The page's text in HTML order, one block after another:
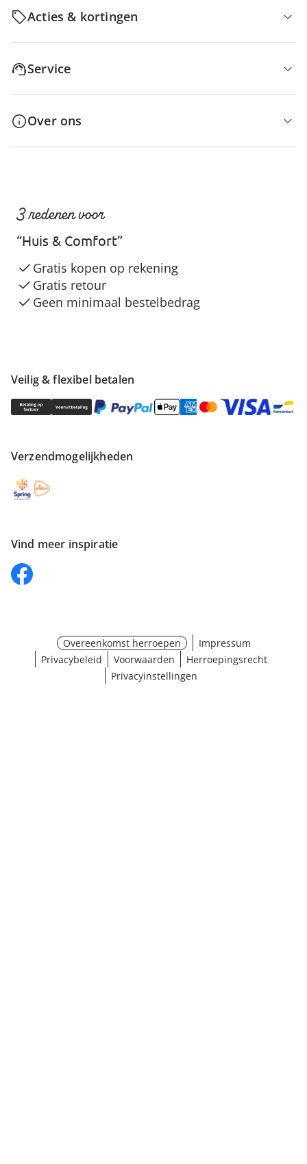
Acties & kortingen
Service
Over ons
Veilig & flexibel betalen
Verzendmogelijkheden
Vind meer inspiratie
3 redenen voor
“Huis & Comfort”
Gratis kopen op rekening
Gratis retour
Geen minimaal bestelbedrag
Overeenkomst herroepen
Impressum
Privacybeleid
Voorwaarden
Herroepingsrecht
Privacyinstellingen